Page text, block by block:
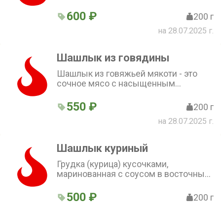
пряным шашлычным соусом.
Попробуйте вкус настоящего
600 ₽ 200 г
на 28.07.2025 г.
Шашлык из говядины
Шашлык из говяжьей мякоти - это
сочное мясо с насыщенным
Подаётся с пылу с жару, с зеленью,
прекрасно сочетается с луком
550 ₽ 200 г
на 28.07.2025 г.
Шашлык куриный
Грудка (курица) кусочками,
маринованная с соусом в восточных
мангале, подается с луком и зеленью
500 ₽ 200 г